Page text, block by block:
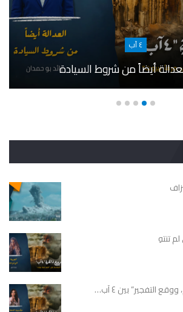
٤ آب
تنتهِ
التفجير” بين ٤ آب…